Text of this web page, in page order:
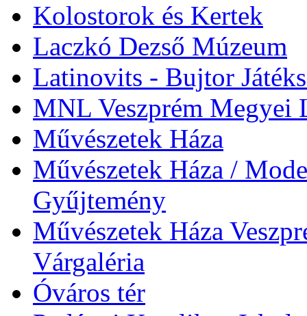
Kolostorok és Kertek
Laczkó Dezső Múzeum
Latinovits - Bujtor
MNL Veszprém Megyei
Művészetek Háza
Művészetek Háza /
Gyűjtemény
Művészetek Háza
Várgaléria
Óváros tér